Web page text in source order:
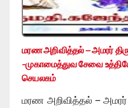
மரண அறிவித்தல் – அமரர்
-முகாமைத்துவ சேவை
செயலகம்
மரண அறிவித்தல் – அமரர்